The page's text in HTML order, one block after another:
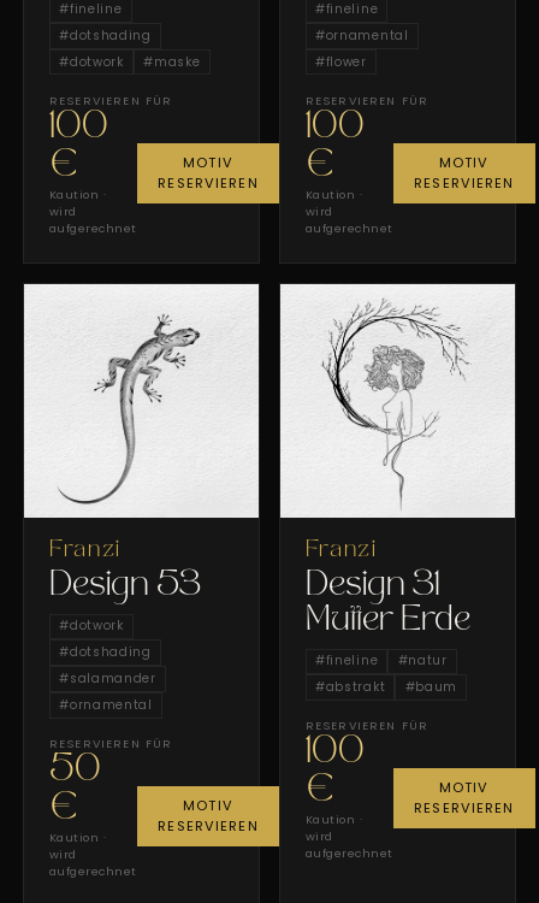
#fineline
#dotshading
#dotwork #maske
RESERVIEREN FÜR
100
€
Kaution ·
wird
aufgerechnet
MOTIV
RESERVIEREN
#fineline
#ornamental
#flower
RESERVIEREN FÜR
100
€
Kaution ·
wird
aufgerechnet
MOTIV
RESERVIEREN
Franzi
Design 53
#dotwork
#dotshading
#salamander
#ornamental
RESERVIEREN FÜR
50
€
Kaution ·
wird
aufgerechnet
MOTIV
RESERVIEREN
Franzi
Design 31
Mutter Erde
#fineline #natur
#abstrakt #baum
RESERVIEREN FÜR
100
€
Kaution ·
wird
aufgerechnet
MOTIV
RESERVIEREN